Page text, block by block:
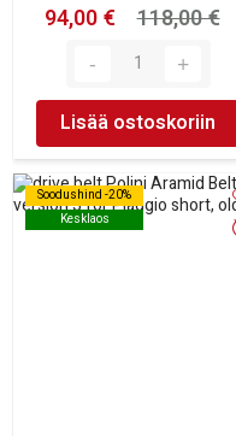
94,00 €
118,00 €
Lisää ostoskoriin
Soodushind -20%
Kesklaos
Soodushind -20%
Kesklaos